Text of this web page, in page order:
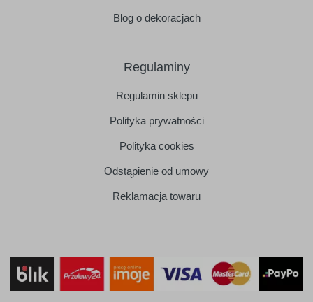
Blog o dekoracjach
Regulaminy
Regulamin sklepu
Polityka prywatności
Polityka cookies
Odstąpienie od umowy
Reklamacja towaru